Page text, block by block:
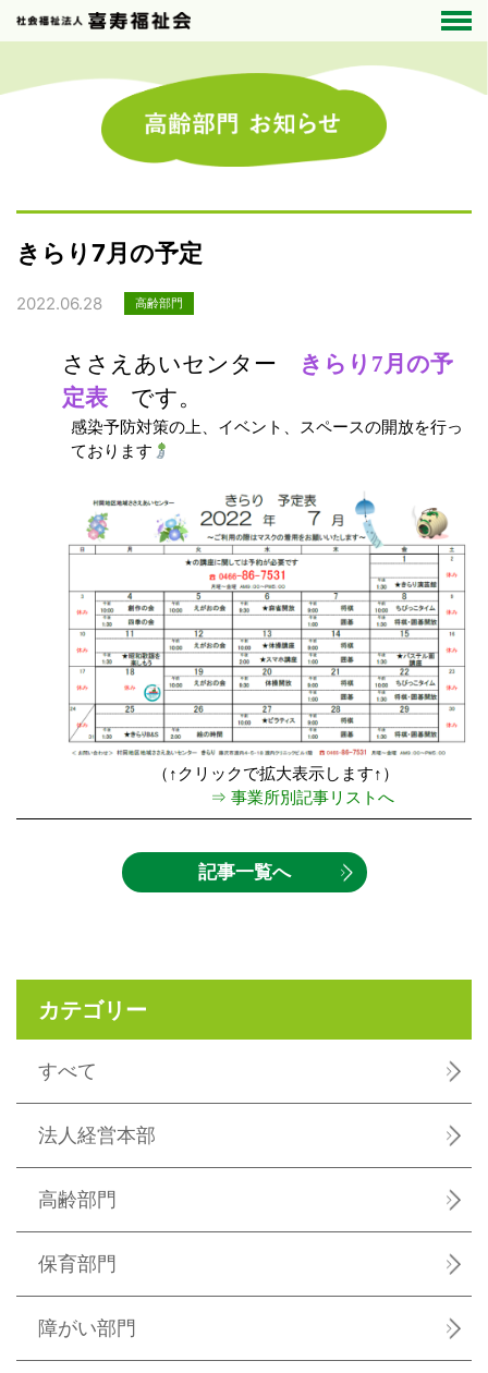
きらり7月の予定
2022.06.28 高齢部門
ささえあいセンター
きらり7月の予
定表です。
感染予防対策の上、イベント、スペースの開放を行っ
ております
（↑クリックで拡大表示します↑）
⇒ 事業所別記事リストへ
記事一覧へ
カテゴリー
すべて
法人経営本部
高齢部門
保育部門
障がい部門